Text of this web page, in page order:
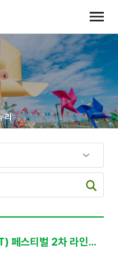
리
2026 GHOST(경기 한류 OST) 페스티벌 2차 라인업 공개 및 프리세일 티켓 판매 안내